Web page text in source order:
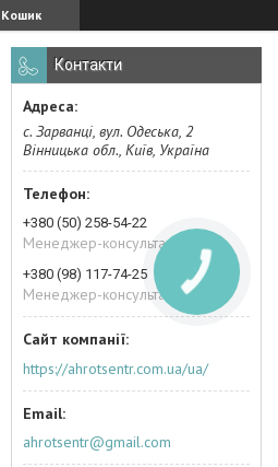
Кошик
Контакти
с. Зарванці, вул. Одеська, 2
Вінницька обл., Київ, Україна
+380 (50) 258-54-22
Менеджер-консультант
+380 (98) 117-74-25
Менеджер-консультант
https://ahrotsentr.com.ua/ua/
ahrotsentr@gmail.com